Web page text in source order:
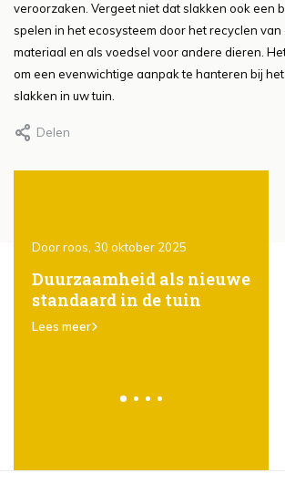
veroorzaken. Vergeet niet dat slakken ook een
spelen in het ecosysteem door het recyclen van
materiaal en als voedsel voor andere dieren.
om een evenwichtige aanpak te hanteren bij
slakken in uw tuin.
Delen
Door roos, 30 oktober 2025
Duurzaamheid als nieuwe
standaard in de tuin
Lees meer